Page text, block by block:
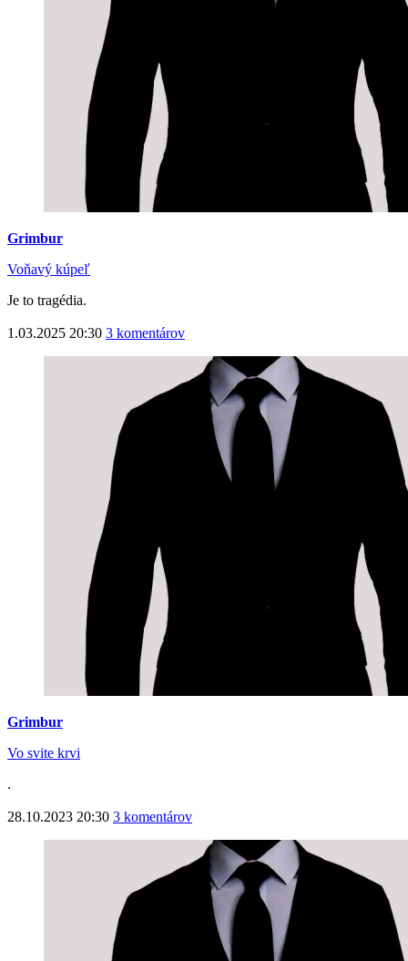
Grimbur
Voňavý kúpeľ
Je to tragédia.
1.03.2025 20:30 3 komentárov
Grimbur
Vo svite krvi
.
28.10.2023 20:30 3 komentárov